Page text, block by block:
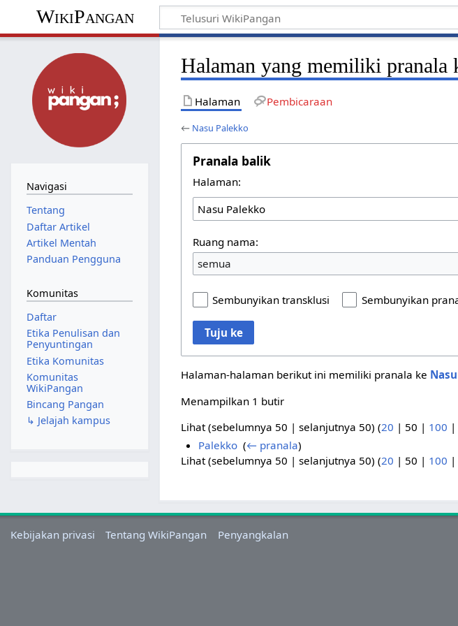
WikiPangan
Halaman yang memiliki pranala
Halaman Pembicaraan
← Nasu Palekko
Pranala balik
Halaman:
Ruang nama:
semua
Sembunyikan transklusi Sembunyikan
Tuju ke
Halaman-halaman berikut ini memiliki pranala ke
Menampilkan 1 butir
Lihat (sebelumnya 50 |selanjutnya 50) (20 | 50 | 100 |
Palekko‎ (← pranala)
Lihat (sebelumnya 50 |selanjutnya 50) (20 | 50 | 100
Navigasi
Tentang
Daftar Artikel
Artikel Mentah
Panduan Pengguna
Komunitas
Daftar
Etika Penulisan dan
Penyuntingan
Etika Komunitas
Komunitas
WikiPangan
Bincang Pangan
↳ Jelajah kampus
Kebijakan privasi Tentang WikiPangan Penyangkalan